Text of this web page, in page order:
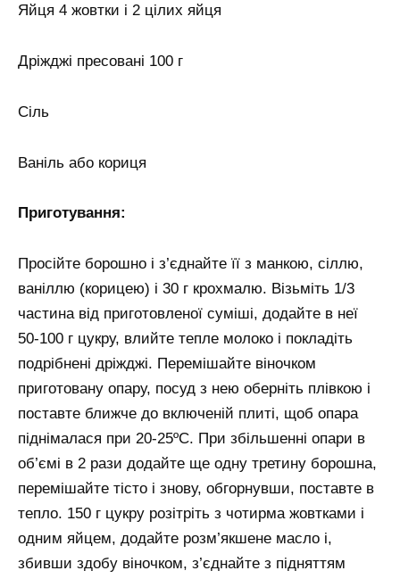
Яйця 4 жовтки і 2 цілих яйця
Дріжджі пресовані 100 г
Сіль
Ваніль або кориця
Приготування:
Просійте борошно і з’єднайте її з манкою, сіллю,
ваніллю (корицею) і 30 г крохмалю. Візьміть 1/3
частина від приготовленої суміші, додайте в неї
50-100 г цукру, влийте тепле молоко і покладіть
подрібнені дріжджі. Перемішайте віночком
приготовану опару, посуд з нею оберніть плівкою і
поставте ближче до включеній плиті, щоб опара
піднімалася при 20-25ºϹ. При збільшенні опари в
об’ємі в 2 рази додайте ще одну третину борошна,
перемішайте тісто і знову, обгорнувши, поставте в
тепло. 150 г цукру розітріть з чотирма жовтками і
одним яйцем, додайте розм’якшене масло і,
збивши здобу віночком, з’єднайте з підняттям